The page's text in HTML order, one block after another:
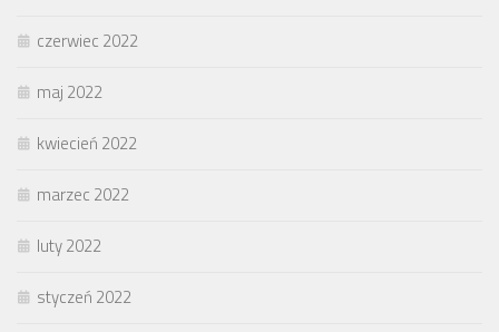
czerwiec 2022
maj 2022
kwiecień 2022
marzec 2022
luty 2022
styczeń 2022